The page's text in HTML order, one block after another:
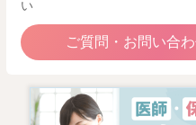
い
ご質問・お問い合